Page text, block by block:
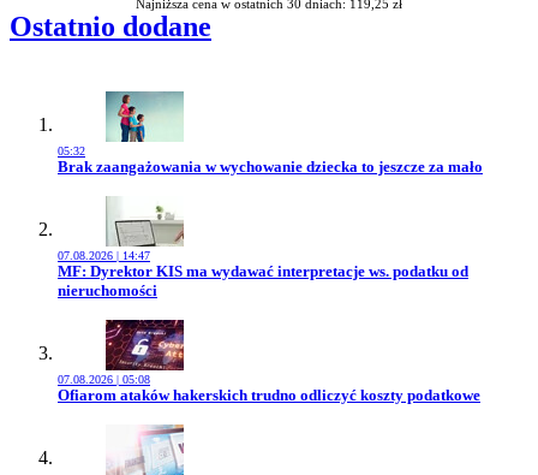
Najniższa cena w ostatnich 30 dniach: 119,25 zł
Ostatnio dodane
05:32
Przejdź do artykułu:
Brak zaangażowania w wychowanie dziecka to jeszcze za mało
07.08.2026 | 14:47
Przejdź do artykułu:
MF: Dyrektor KIS ma wydawać interpretacje ws. podatku od
nieruchomości
07.08.2026 | 05:08
Przejdź do artykułu:
Ofiarom ataków hakerskich trudno odliczyć koszty podatkowe